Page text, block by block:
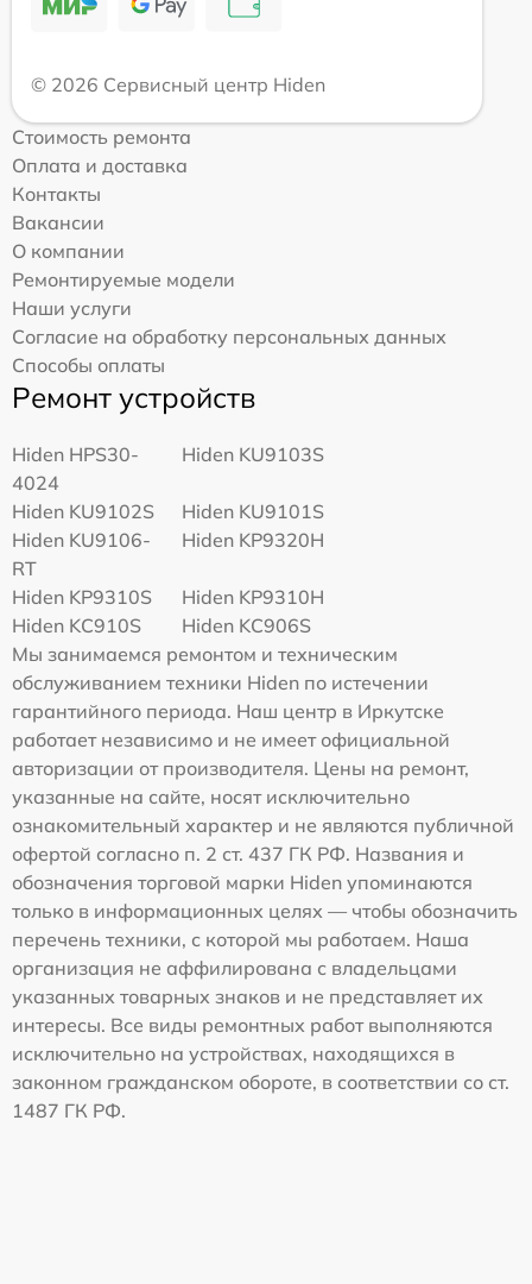
© 2026 Сервисный центр Hiden
Стоимость ремонта
Оплата и доставка
Контакты
Вакансии
О компании
Ремонтируемые модели
Наши услуги
Согласие на обработку персональных данных
Способы оплаты
Ремонт устройств
Hiden HPS30-
4024
Hiden KU9103S
Hiden KU9102S
Hiden KU9101S
Hiden KU9106-
RT
Hiden KP9320H
Hiden KP9310S
Hiden KP9310H
Hiden KC910S
Hiden KC906S
Мы занимаемся ремонтом и техническим
обслуживанием техники Hiden по истечении
гарантийного периода. Наш центр в Иркутске
работает независимо и не имеет официальной
авторизации от производителя. Цены на ремонт,
указанные на сайте, носят исключительно
ознакомительный характер и не являются публичной
офертой согласно п. 2 ст. 437 ГК РФ. Названия и
обозначения торговой марки Hiden упоминаются
только в информационных целях — чтобы обозначить
перечень техники, с которой мы работаем. Наша
организация не аффилирована с владельцами
указанных товарных знаков и не представляет их
интересы. Все виды ремонтных работ выполняются
исключительно на устройствах, находящихся в
законном гражданском обороте, в соответствии со ст.
1487 ГК РФ.